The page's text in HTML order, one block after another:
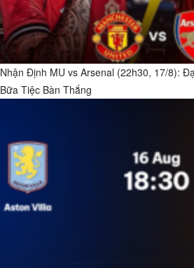
Nhận Định MU vs Arsenal (22h30, 17/8):
Bữa Tiệc Bàn Thắng